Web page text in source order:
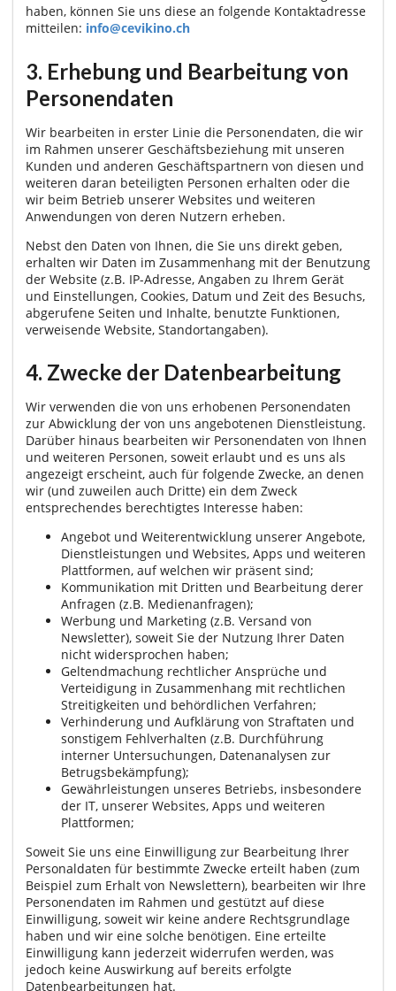
haben, können Sie uns diese an folgende Kontaktadresse
mitteilen: info@cevikino.ch
3. Erhebung und Bearbeitung von
Personendaten
Wir bearbeiten in erster Linie die Personendaten, die wir
im Rahmen unserer Geschäftsbeziehung mit unseren
Kunden und anderen Geschäftspartnern von diesen und
weiteren daran beteiligten Personen erhalten oder die
wir beim Betrieb unserer Websites und weiteren
Anwendungen von deren Nutzern erheben.
Nebst den Daten von Ihnen, die Sie uns direkt geben,
erhalten wir Daten im Zusammenhang mit der Benutzung
der Website (z.B. IP-Adresse, Angaben zu Ihrem Gerät
und Einstellungen, Cookies, Datum und Zeit des Besuchs,
abgerufene Seiten und Inhalte, benutzte Funktionen,
verweisende Website, Standortangaben).
4. Zwecke der Datenbearbeitung
Wir verwenden die von uns erhobenen Personendaten
zur Abwicklung der von uns angebotenen Dienstleistung.
Darüber hinaus bearbeiten wir Personendaten von Ihnen
und weiteren Personen, soweit erlaubt und es uns als
angezeigt erscheint, auch für folgende Zwecke, an denen
wir (und zuweilen auch Dritte) ein dem Zweck
entsprechendes berechtigtes Interesse haben:
Angebot und Weiterentwicklung unserer Angebote,
Dienstleistungen und Websites, Apps und weiteren
Plattformen, auf welchen wir präsent sind;
Kommunikation mit Dritten und Bearbeitung derer
Anfragen (z.B. Medienanfragen);
Werbung und Marketing (z.B. Versand von
Newsletter), soweit Sie der Nutzung Ihrer Daten
nicht widersprochen haben;
Geltendmachung rechtlicher Ansprüche und
Verteidigung in Zusammenhang mit rechtlichen
Streitigkeiten und behördlichen Verfahren;
Verhinderung und Aufklärung von Straftaten und
sonstigem Fehlverhalten (z.B. Durchführung
interner Untersuchungen, Datenanalysen zur
Betrugsbekämpfung);
Gewährleistungen unseres Betriebs, insbesondere
der IT, unserer Websites, Apps und weiteren
Plattformen;
Soweit Sie uns eine Einwilligung zur Bearbeitung Ihrer
Personaldaten für bestimmte Zwecke erteilt haben (zum
Beispiel zum Erhalt von Newslettern), bearbeiten wir Ihre
Personendaten im Rahmen und gestützt auf diese
Einwilligung, soweit wir keine andere Rechtsgrundlage
haben und wir eine solche benötigen. Eine erteilte
Einwilligung kann jederzeit widerrufen werden, was
jedoch keine Auswirkung auf bereits erfolgte
Datenbearbeitungen hat.